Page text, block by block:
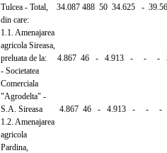
Tulcea - Total, 34.087 488 50 34.625 -
din care:
1.1. Amenajarea
agricola Sireasa,
preluata de la: 4.867 46 - 4.913 - - -
- Societatea
Comerciala
"Agrodelta" -
S.A. Sireasa 4.867 46 - 4.913 - - -
1.2. Amenajarea
agricola
Pardina,